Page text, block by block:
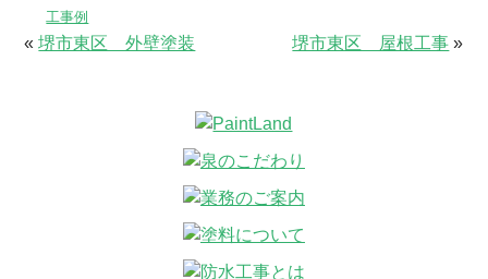
工事例
«堺市東区 外壁塗装 堺市東区 屋根工事 »